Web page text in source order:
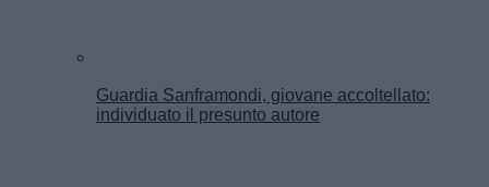
Guardia Sanframondi, giovane accoltellato:
individuato il presunto autore